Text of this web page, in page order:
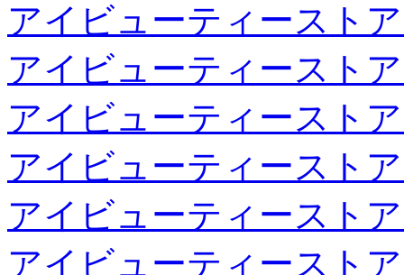
アイビューティースト
アイビューティースト
アイビューティースト
アイビューティースト
アイビューティースト
アイビューティースト